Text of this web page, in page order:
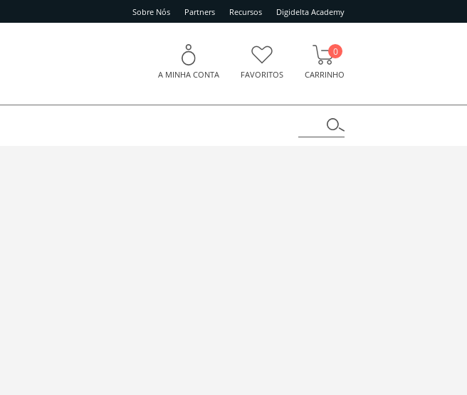
Sobre Nós Partners Recursos Digidelta Academy
A MINHA CONTA FAVORITOS CARRINHO
0